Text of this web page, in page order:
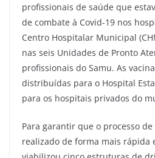
profissionais de saúde que
de combate à Covid-19 nos
Centro Hospitalar Municipal
nas seis Unidades de Pronto
profissionais do Samu. As
distribuídas para o Hospital
para os hospitais privados do
Para garantir que o processo de
realizado de forma mais rápida